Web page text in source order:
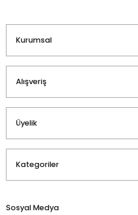
Kurumsal
Alışveriş
Üyelik
Kategoriler
Sosyal Medya